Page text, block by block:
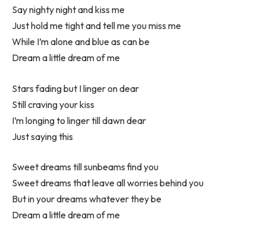
Say nighty night and kiss me
Just hold me tight and tell me you miss me
While I’m alone and blue as can be
Dream a little dream of me
Stars fading but I linger on dear
Still craving your kiss
I’m longing to linger till dawn dear
Just saying this
Sweet dreams till sunbeams find you
Sweet dreams that leave all worries behind you
But in your dreams whatever they be
Dream a little dream of me